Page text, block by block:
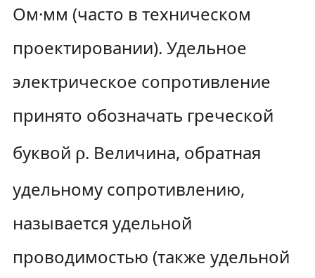
Ом·мм (часто в техническом
проектировании). Удельное
электрическое сопротивление
принято обозначать греческой
буквой ρ. Величина, обратная
удельному сопротивлению,
называется удельной
проводимостью (также удельной